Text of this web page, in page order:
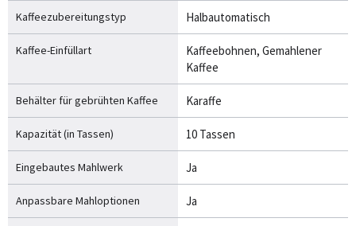
Kaffeezubereitungstyp Halbautomatisch
Kaffee-Einfüllart
Kaffeebohnen, Gemahlener
Kaffee
Behälter für gebrühten Kaffee Karaffe
Kapazität (in Tassen) 10 Tassen
Eingebautes Mahlwerk Ja
Anpassbare Mahloptionen Ja